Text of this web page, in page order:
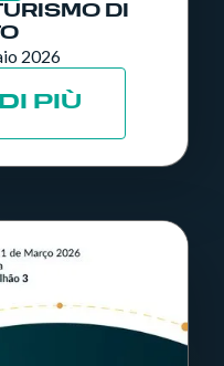
DI
2026
PIÙ